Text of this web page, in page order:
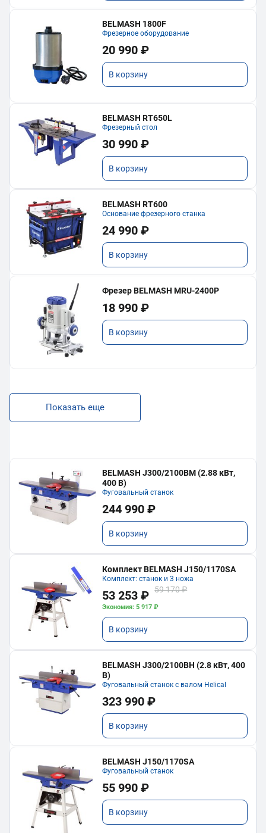
BELMASH 1800F
Фрезерное оборудование
20 990 ₽
В корзину
BELMASH RT650L
Фрезерный стол
30 990 ₽
В корзину
BELMASH RT600
Основание фрезерного станка
24 990 ₽
В корзину
Фрезер BELMASH MRU-2400P
18 990 ₽
В корзину
Показать еще
BELMASH J300/2100ВМ (2.88 кВт,
400 В)
Фуговальный станок
244 990 ₽
В корзину
Комплект BELMASH J150/1170SA
Комплект: станок и 3 ножа
53 253 ₽ 59 170 ₽
Экономия: 5 917 ₽
В корзину
BELMASH J300/2100ВH (2.8 кВт, 400
В)
Фуговальный станок с валом Helical
323 990 ₽
В корзину
BELMASH J150/1170SA
Фуговальный станок
55 990 ₽
В корзину